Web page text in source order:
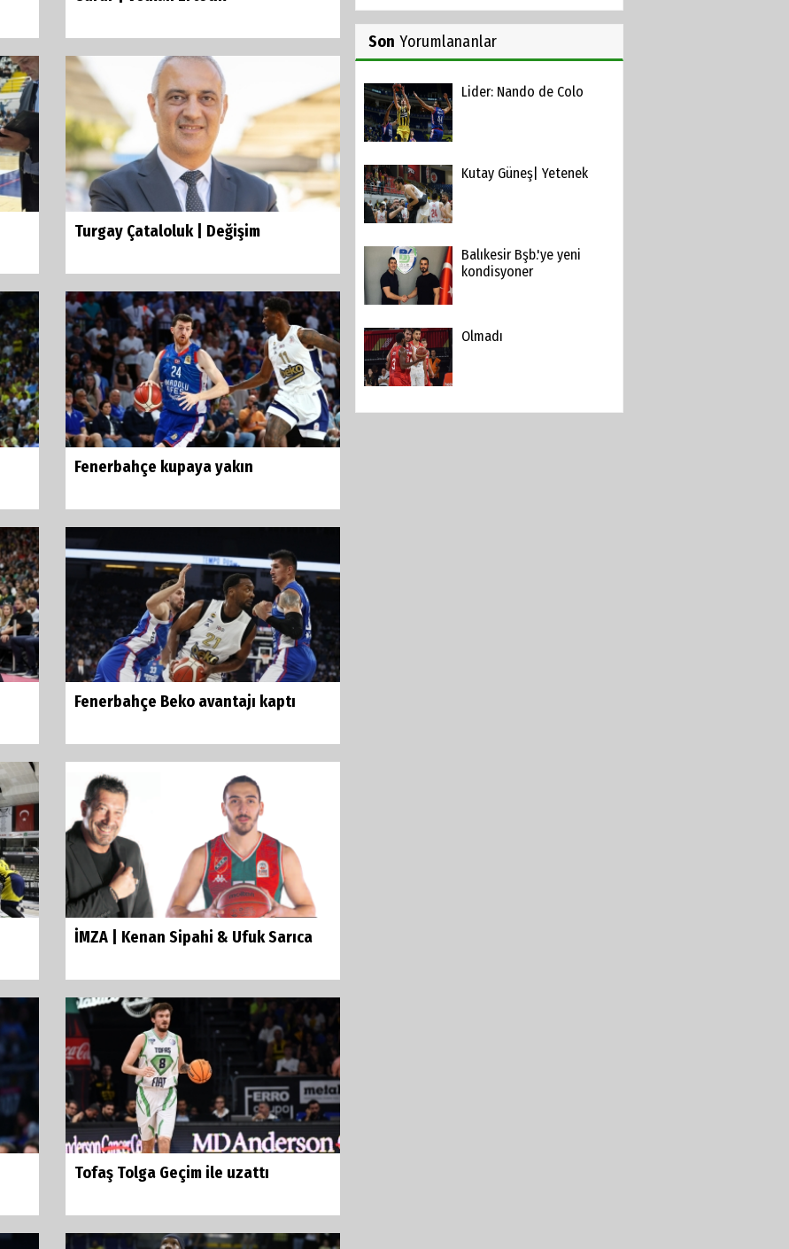
Turgay Çataloluk | Değişim
Fenerbahçe kupaya yakın
Fenerbahçe Beko avantajı kaptı
İMZA | Kenan Sipahi & Ufuk Sarıca
Tofaş Tolga Geçim ile uzattı
Son Yorumlananlar
Lider: Nando de Colo
Kutay Güneş| Yetenek
Balıkesir Bşb.'ye yeni
kondisyoner
Olmadı